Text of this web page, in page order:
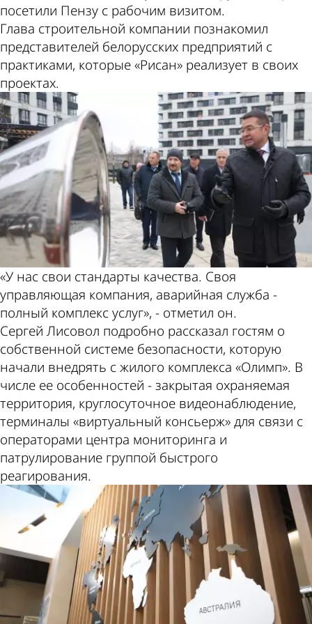
посетили Пензу с рабочим визитом.
Глава строительной компании познакомил
представителей белорусских предприятий с
практиками, которые «Рисан» реализует в своих
проектах.
«У нас свои стандарты качества. Своя
управляющая компания, аварийная служба -
полный комплекс услуг», - отметил он.
Сергей Лисовол подробно рассказал гостям о
собственной системе безопасности, которую
начали внедрять с жилого комплекса «Олимп». В
числе ее особенностей - закрытая охраняемая
территория, круглосуточное видеонаблюдение,
терминалы «виртуальный консьерж» для связи с
операторами центра мониторинга и
патрулирование группой быстрого
реагирования.